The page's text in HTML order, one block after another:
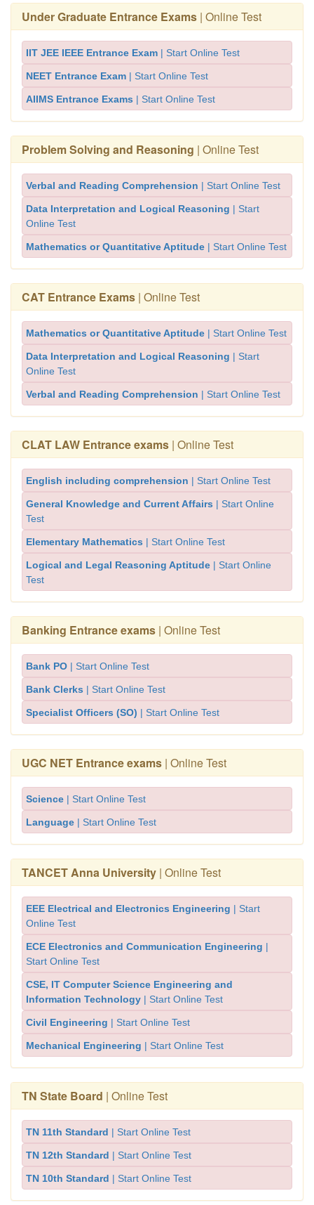
Under Graduate Entrance Exams | Online Test
IIT JEE IEEE Entrance Exam | Start Online Test
NEET Entrance Exam | Start Online Test
AIIMS Entrance Exams | Start Online Test
Problem Solving and Reasoning | Online Test
Verbal and Reading Comprehension | Start Online Test
Data Interpretation and Logical Reasoning | Start
Online Test
Mathematics or Quantitative Aptitude | Start Online Test
CAT Entrance Exams | Online Test
Mathematics or Quantitative Aptitude | Start Online Test
Data Interpretation and Logical Reasoning | Start
Online Test
Verbal and Reading Comprehension | Start Online Test
CLAT LAW Entrance exams | Online Test
English including comprehension | Start Online Test
General Knowledge and Current Affairs | Start Online
Test
Elementary Mathematics | Start Online Test
Logical and Legal Reasoning Aptitude | Start Online
Test
Banking Entrance exams | Online Test
Bank PO | Start Online Test
Bank Clerks | Start Online Test
Specialist Officers (SO) | Start Online Test
UGC NET Entrance exams | Online Test
Science | Start Online Test
Language | Start Online Test
TANCET Anna University | Online Test
EEE Electrical and Electronics Engineering | Start
Online Test
ECE Electronics and Communication Engineering |
Start Online Test
CSE, IT Computer Science Engineering and
Information Technology | Start Online Test
Civil Engineering | Start Online Test
Mechanical Engineering | Start Online Test
TN State Board | Online Test
TN 11th Standard | Start Online Test
TN 12th Standard | Start Online Test
TN 10th Standard | Start Online Test